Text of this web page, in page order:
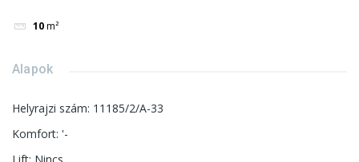
10m²
Alapok
Helyrajzi szám: 11185/2/A-33
Komfort: '-
Lift: Nincs